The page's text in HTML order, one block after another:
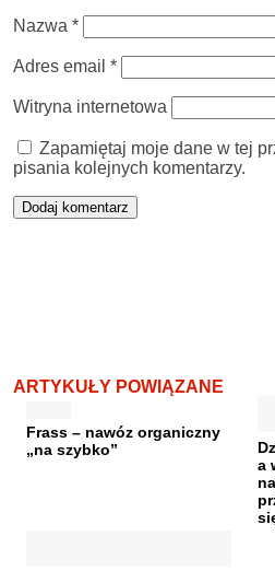
Nazwa *
Adres email *
Witryna internetowa
Zapamiętaj moje dane w tej
pisania kolejnych komentarzy.
ARTYKUŁY POWIĄZANE
Frass – nawóz organiczny
„na szybko”
a